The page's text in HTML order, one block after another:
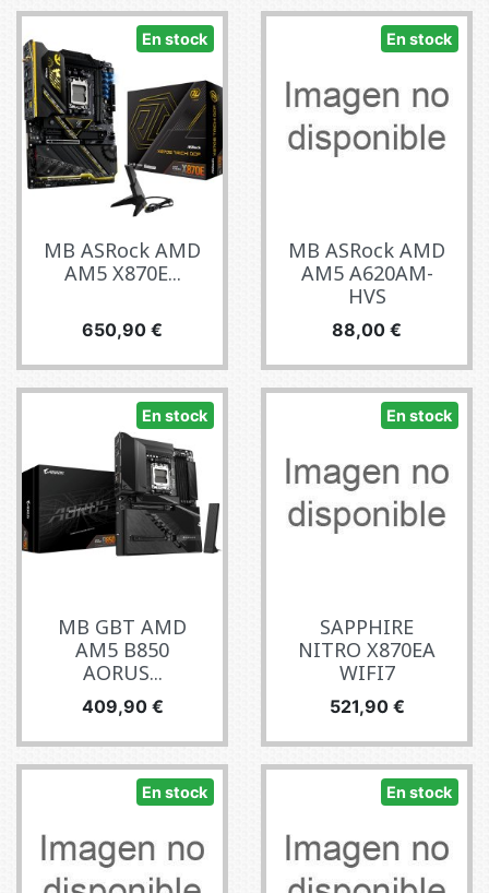
En stock
MB ASRock AMD
AM5 X870E...
Precio
650,90 €
En stock
MB ASRock AMD
AM5 A620AM-
HVS
Precio
88,00 €
En stock
MB GBT AMD
AM5 B850
AORUS...
Precio
409,90 €
En stock
SAPPHIRE
NITRO X870EA
WIFI7
Precio
521,90 €
En stock En stock